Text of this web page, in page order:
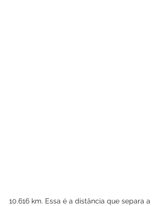
10.616 km. Essa é a distância que separa a